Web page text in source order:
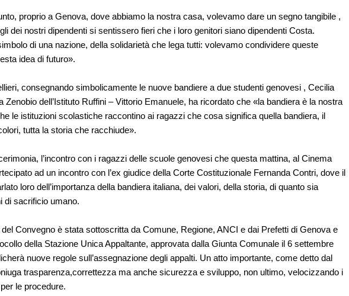
proprio a Genova, dove abbiamo la nostra casa, volevamo dare un segno tangibile ,
dei nostri dipendenti si sentissero fieri che i loro genitori siano dipendenti Costa.
di una nazione, della solidarietà che lega tutti: volevamo condividere queste
idea di futuro».
consegnando simbolicamente le nuove bandiere a due studenti genovesi , Cecilia
Zenobio dell’Istituto Ruffini – Vittorio Emanuele, ha ricordato che «la bandiera è la nostra
le istituzioni scolastiche raccontino ai ragazzi che cosa significa quella bandiera, il
tutta la storia che racchiude».
l’incontro con i ragazzi delle scuole genovesi che questa mattina, al Cinema
ad un incontro con l’ex giudice della Corte Costituzionale Fernanda Contri, dove il
loro dell’importanza della bandiera italiana, dei valori, della storia, di quanto sia
di sacrificio umano.
Convegno è stata sottoscritta da Comune, Regione, ANCI e dai Prefetti di Genova e
della Stazione Unica Appaltante, approvata dalla Giunta Comunale il 6 settembre
nuove regole sull’assegnazione degli appalti. Un atto importante, come detto dal
trasparenza,correttezza ma anche sicurezza e sviluppo, non ultimo, velocizzando i
le procedure.